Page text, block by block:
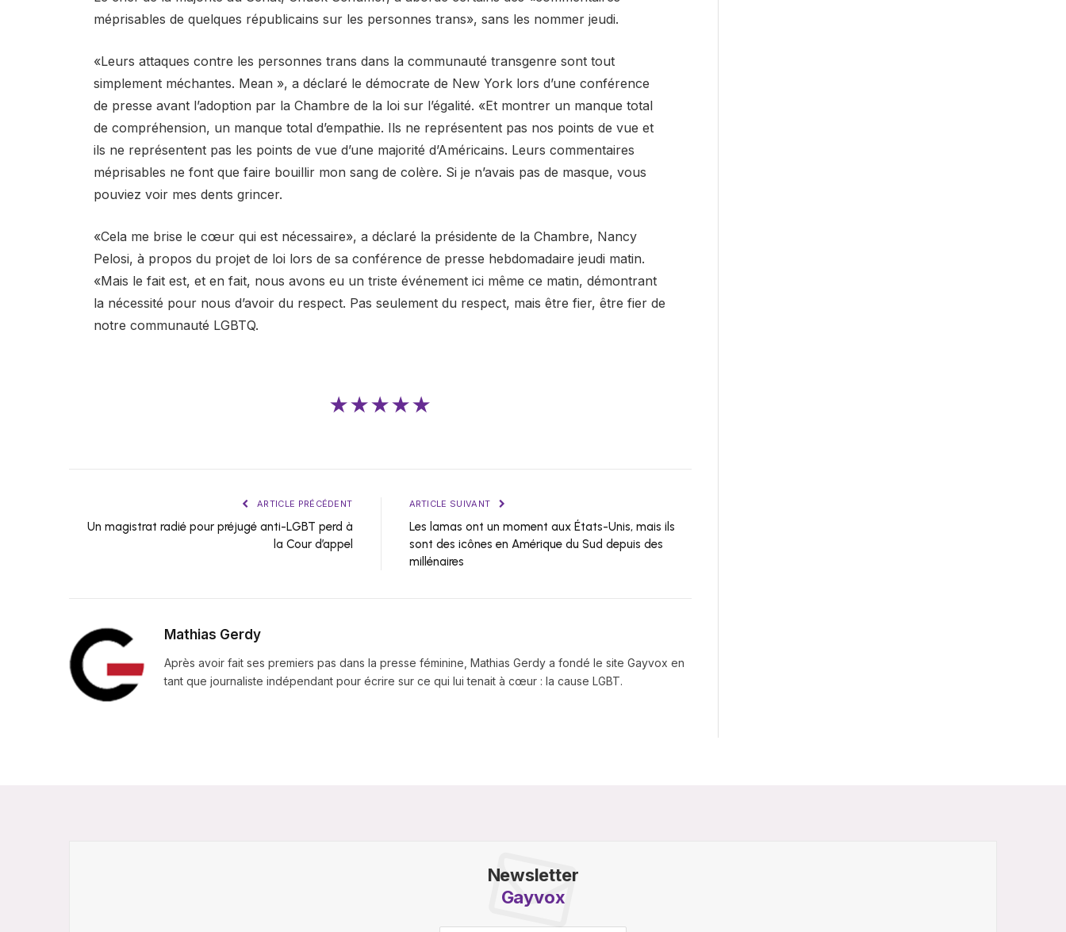
méprisables de quelques républicains sur les personnes trans», sans les nommer jeudi.
«Leurs attaques contre les personnes trans dans la communauté transgenre sont tout
simplement méchantes. Mean », a déclaré le démocrate de New York lors d’une conférence
de presse avant l’adoption par la Chambre de la loi sur l’égalité. «Et montrer un manque total
de compréhension, un manque total d’empathie. Ils ne représentent pas nos points de vue et
ils ne représentent pas les points de vue d’une majorité d’Américains. Leurs commentaires
méprisables ne font que faire bouillir mon sang de colère. Si je n’avais pas de masque, vous
pouviez voir mes dents grincer.
«Cela me brise le cœur qui est nécessaire», a déclaré la présidente de la Chambre, Nancy
Pelosi, à propos du projet de loi lors de sa conférence de presse hebdomadaire jeudi matin.
«Mais le fait est, et en fait, nous avons eu un triste événement ici même ce matin, démontrant
la nécessité pour nous d’avoir du respect. Pas seulement du respect, mais être fier, être fier de
notre communauté LGBTQ.
★★★★★
ARTICLE PRÉCÉDENT
Un magistrat radié pour préjugé anti-LGBT perd à
la Cour d’appel
ARTICLE SUIVANT
Les lamas ont un moment aux États-Unis, mais ils
sont des icônes en Amérique du Sud depuis des
millénaires
Mathias Gerdy
Après avoir fait ses premiers pas dans la presse féminine, Mathias Gerdy a fondé le site Gayvox en
tant que journaliste indépendant pour écrire sur ce qui lui tenait à cœur : la cause LGBT.
Newsletter
Gayvox